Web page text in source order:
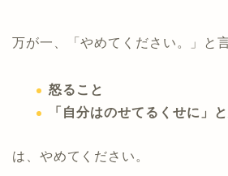
万が一、「やめてください。」と
怒ること
「自分はのせてるくせに」
は、やめてください。